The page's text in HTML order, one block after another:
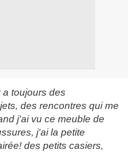
toujours des
des rencontres qui me
j'ai vu ce meuble de
j'ai la petite
des petits casiers,